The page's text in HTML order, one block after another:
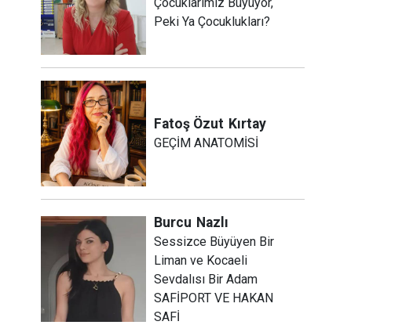
Peki Ya Çocuklukları?
Fatoş Özut Kırtay
GEÇİM ANATOMİSİ
Burcu Nazlı
Sessizce Büyüyen Bir
Liman ve Kocaeli
Sevdalısı Bir Adam
SAFİPORT VE HAKAN
SAFİ